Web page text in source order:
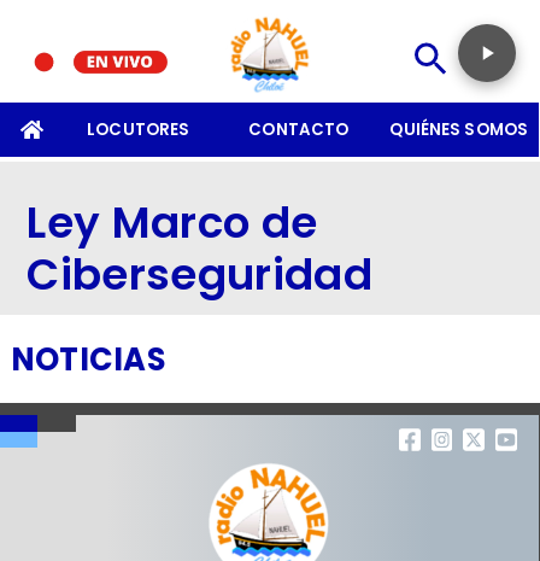
LOCUTORES CONTACTO QUIÉNES SOMOS
Ley Marco de
Ciberseguridad
NOTICIAS